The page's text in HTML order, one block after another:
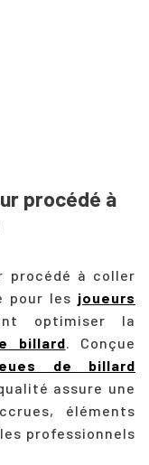
procédé à
procédé à coller
pour les joueurs
optimiser la
billard . Conçue
de billard
assure une
éléments
professionnels